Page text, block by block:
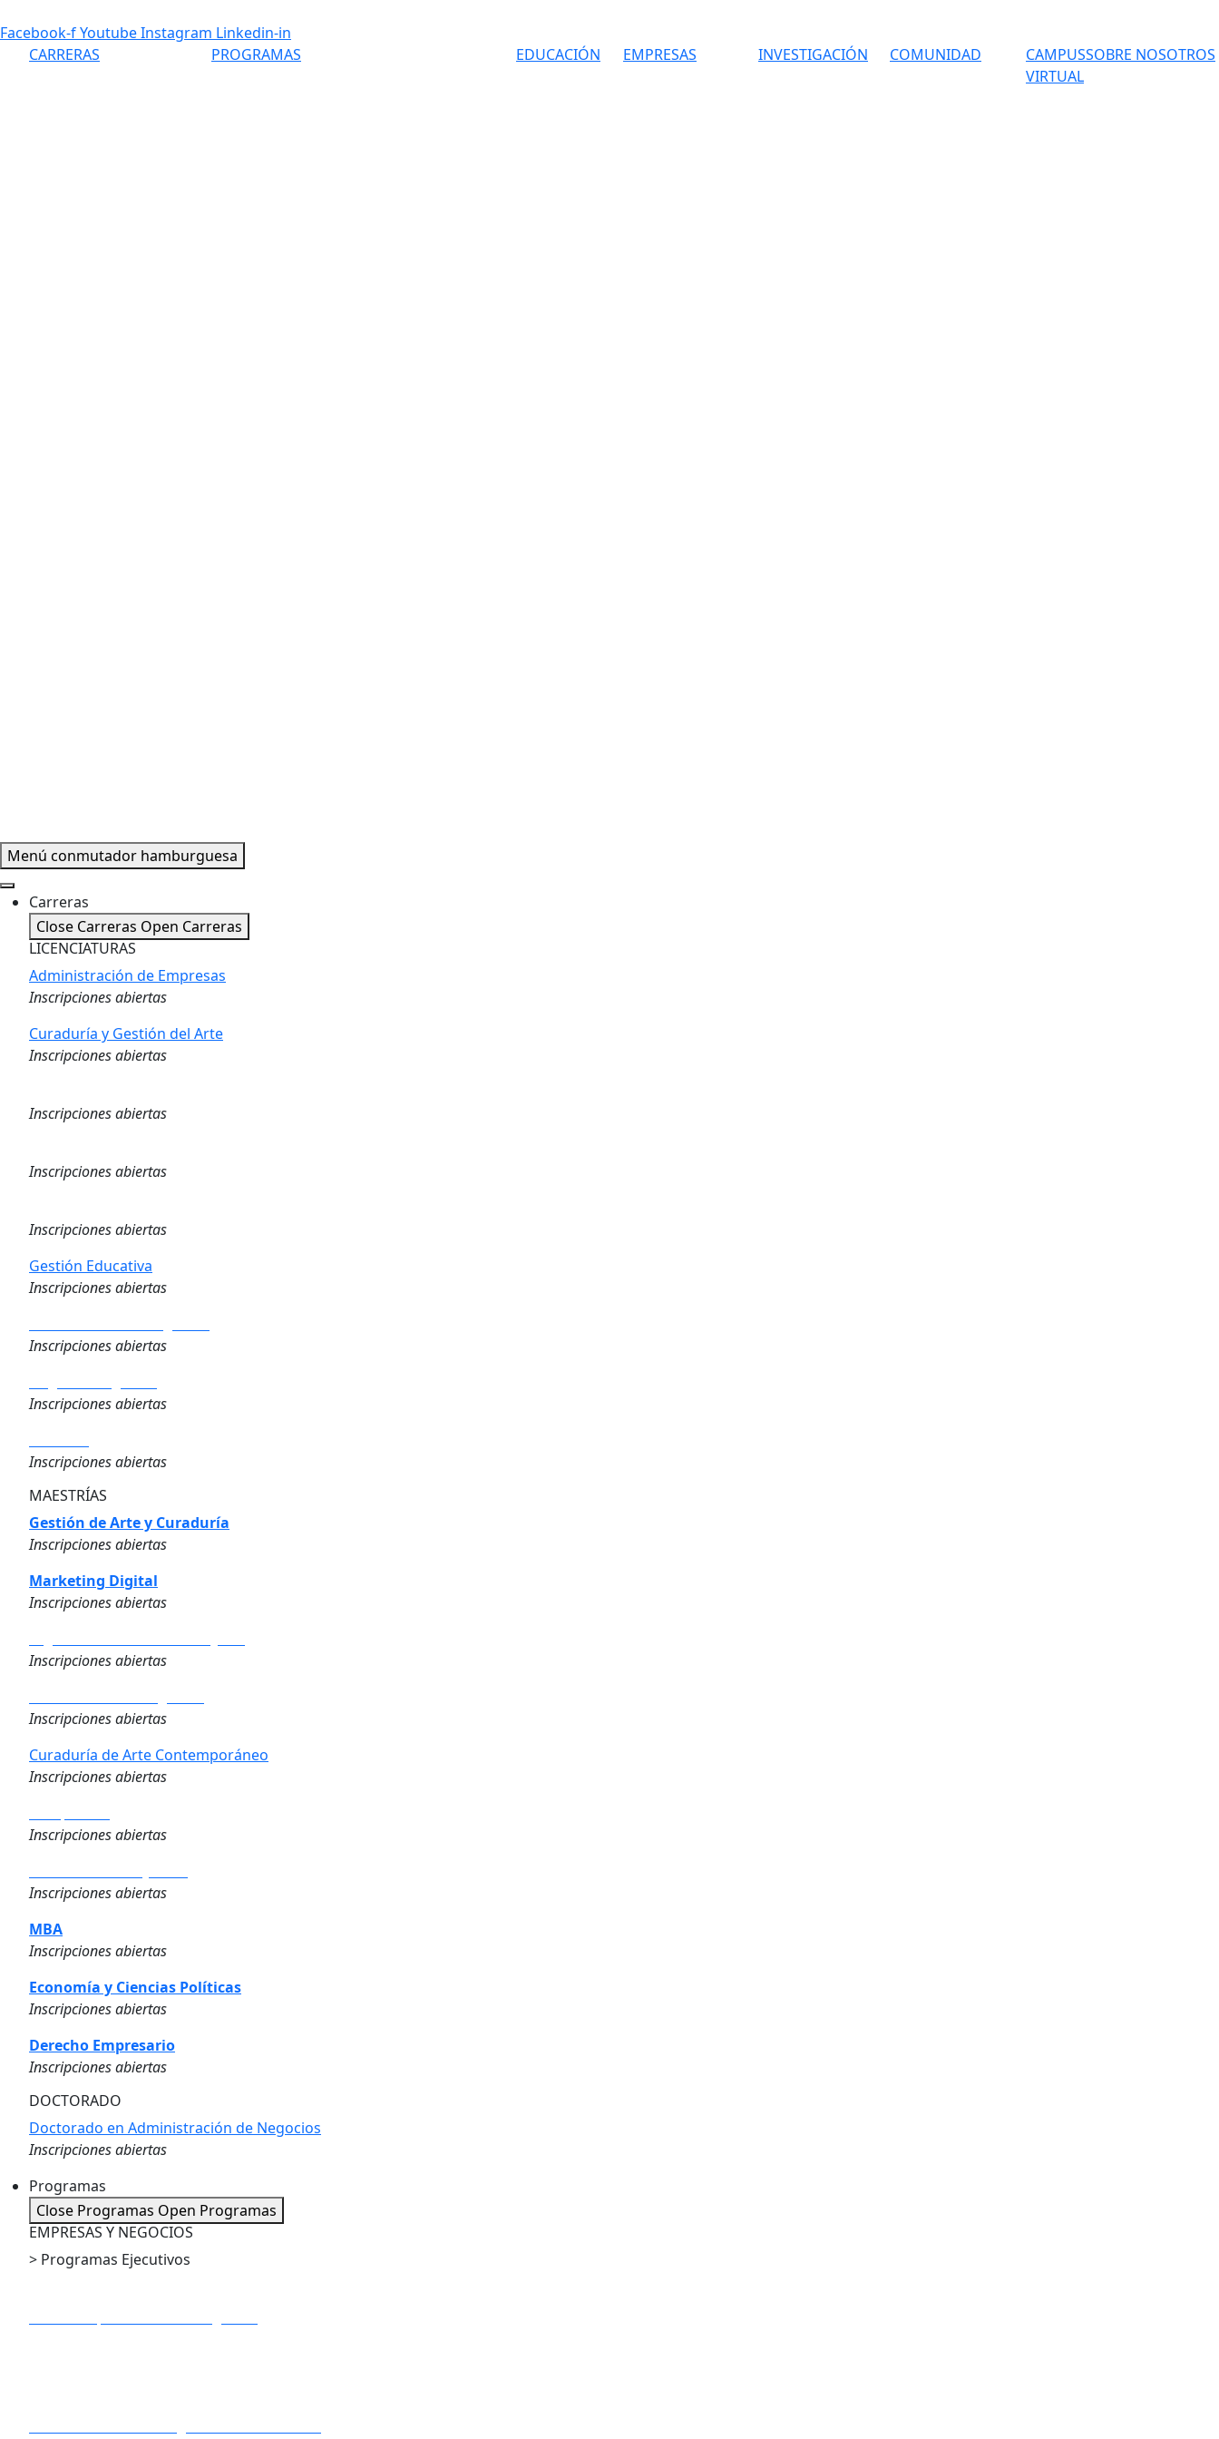
al
contenido
Facebook-fYoutubeInstagram Linkedin-in
CARRERAS
PROGRAMAS EDUCACIÓN EMPRESAS INVESTIGACIÓN COMUNIDAD
CAMPUS
VIRTUAL
SOBRE NOSOTROS
Menú conmutador hamburguesa
Carreras
Close Carreras Open Carreras
LICENCIATURAS
Administración de Empresas
Inscripciones abiertas
Curaduría y Gestión del Arte
Inscripciones abiertas
Inscripciones abiertas
Inscripciones abiertas
Inscripciones abiertas
Gestión Educativa
Inscripciones abiertas
Inscripciones abiertas
Inscripciones abiertas
Inscripciones abiertas
MAESTRÍAS
Gestión de Arte y Curaduría
Inscripciones abiertas
Marketing Digital
Inscripciones abiertas
Inscripciones abiertas
Inscripciones abiertas
Curaduría de Arte Contemporáneo
Inscripciones abiertas
Inscripciones abiertas
Inscripciones abiertas
MBA
Inscripciones abiertas
Economía y Ciencias Políticas
Inscripciones abiertas
Derecho Empresario
Inscripciones abiertas
DOCTORADO
Doctorado en Administración de Negocios
Inscripciones abiertas
Programas
Close Programas Open Programas
EMPRESAS Y NEGOCIOS
> Programas Ejecutivos